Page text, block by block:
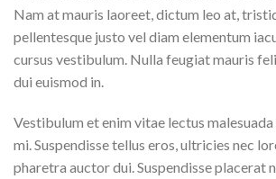
Nam at mauris laoreet, dictum leo at,
pellentesque justo vel diam elementum
cursus vestibulum. Nulla feugiat mauris
dui euismod in.
Vestibulum et enim vitae lectus
mi. Suspendisse tellus eros, ultricies nec
pharetra auctor dui. Suspendisse placerat